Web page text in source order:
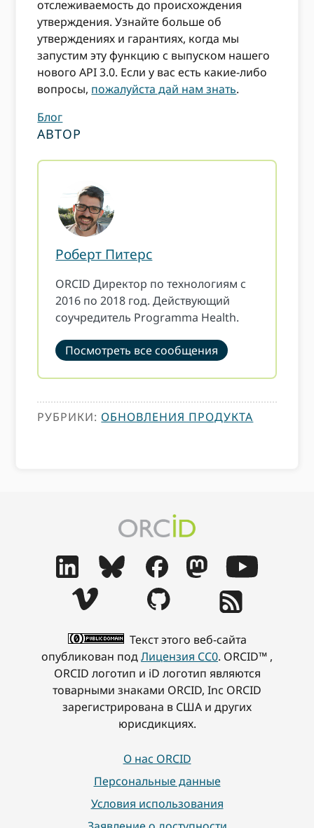
отслеживаемость до происхождения
утверждения. Узнайте больше об
утверждениях и гарантиях, когда мы
запустим эту функцию с выпуском нашего
нового API 3.0. Если у вас есть какие-либо
вопросы, пожалуйста дай нам знать.
Блог
АВТОР
Роберт Питерс
ORCID Директор по технологиям с
2016 по 2018 год. Действующий
соучредитель Programma Health.
Посмотреть все сообщения
РУБРИКИ: ОБНОВЛЕНИЯ ПРОДУКТА
Текст этого веб-сайта
опубликован подЛицензия CC0. ORCID™ ,
ORCID логотип и iD логотип являются
товарными знаками ORCID, Inc ORCID
зарегистрирована в США и других
юрисдикциях.
О нас ORCID
Персональные данные
Условия использования